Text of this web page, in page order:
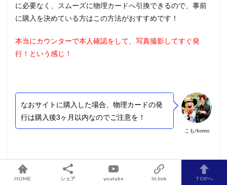
に必要なく、
スムーズに物理カードへ引換できるので、 事前
に購入を決めている方はこの方法がおすすめです！
本当にカウンターで本人確認をして、写真撮影してすぐ発
行！という感じ！
こも/komo
なおサイトに購入した場合、物理カードの発
行は購入後3ヶ月以内なのでご注意を！
まず、「 香港ディズニーランドの公式HP 」をクリック。
HOME シェア youtube lit.link TOPへ